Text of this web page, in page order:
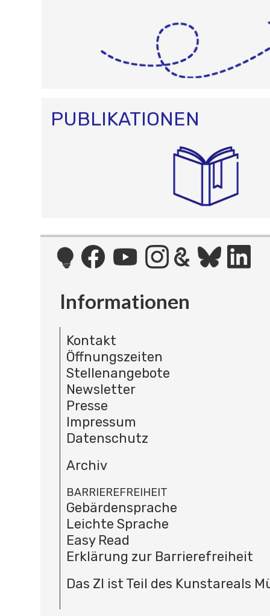
PUBLIKATIONEN
Informationen
Kontakt
Öffnungszeiten
Stellenangebote
Newsletter
Presse
Impressum
Datenschutz
Archiv
BARRIEREFREIHEIT
Gebärdensprache
Leichte Sprache
Easy Read
Erklärung zur Barrierefreiheit
Das ZI ist Teil des Kunstareals